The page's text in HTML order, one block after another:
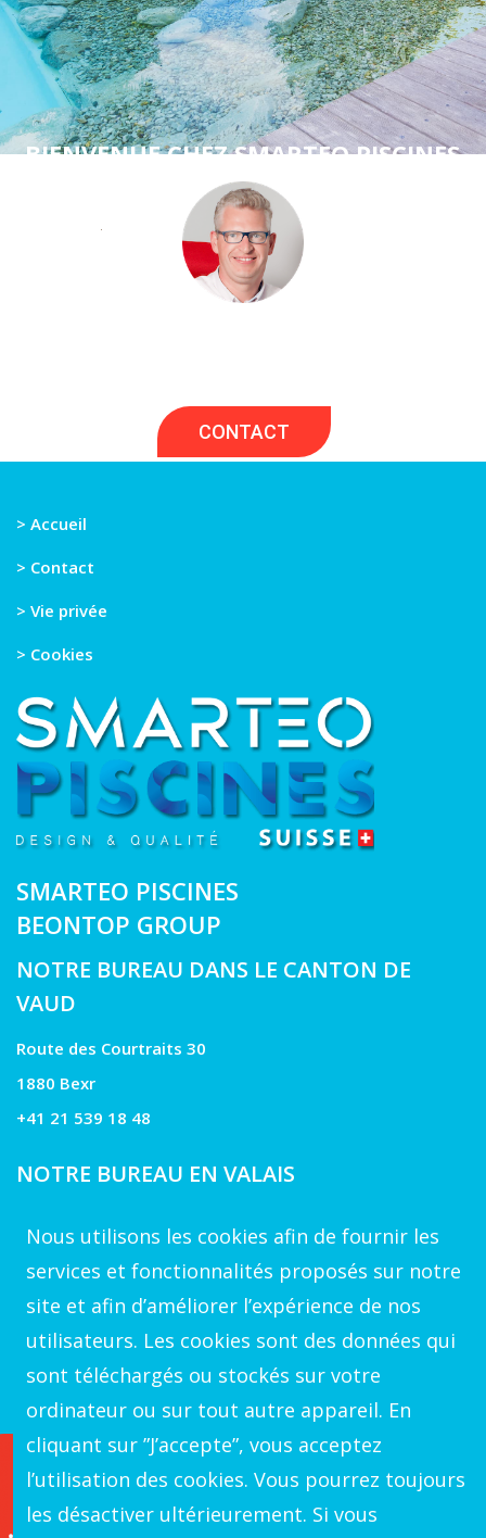
BIENVENUE CHEZ SMARTEO PISCINES
CONTACT
> Accueil
> Contact
> Vie privée
> Cookies
SMARTEO PISCINES
BEONTOP GROUP
NOTRE BUREAU DANS LE CANTON DE
VAUD
Route des Courtraits 30
1880 Bexr
+41 21 539 18 48
NOTRE BUREAU EN VALAIS
VOTRE CONTACT A GENEVE
+41 22 539 17 178
Nous utilisons les cookies afin de fournir les
services et fonctionnalités proposés sur notre
site et afin d’améliorer l’expérience de nos
utilisateurs. Les cookies sont des données qui
sont téléchargés ou stockés sur votre
ordinateur ou sur tout autre appareil. En
cliquant sur ”J’accepte”, vous acceptez
l’utilisation des cookies. Vous pourrez toujours
les désactiver ultérieurement. Si vous